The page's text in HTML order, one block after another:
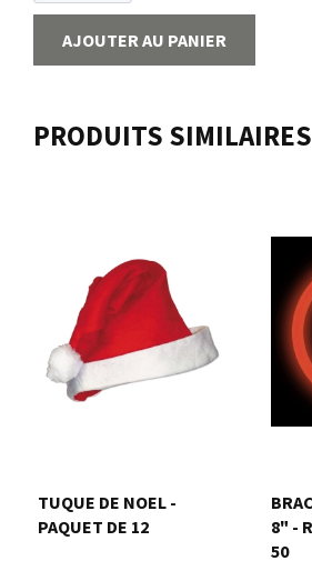
AJOUTER AU PANIER
PRODUITS SIMILAIRES
TUQUE DE NOEL -
PAQUET DE 12
8" -
50